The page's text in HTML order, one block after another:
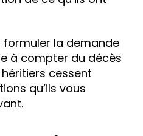
formuler la demande
à compter du décès
cessent
qu’ils vous